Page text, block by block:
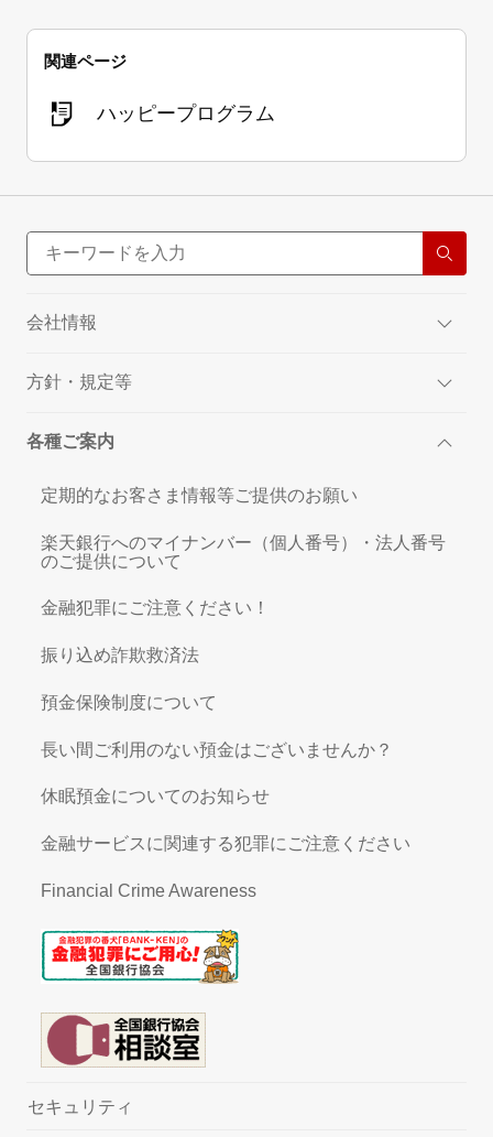
関連ページ
ハッピープログラム
会社情報
方針・規定等
各種ご案内
定期的なお客さま情報等ご提供のお願い
楽天銀行へのマイナンバー（個人番号）・法人番号
のご提供について
金融犯罪にご注意ください！
振り込め詐欺救済法
預金保険制度について
長い間ご利用のない預金はございませんか？
休眠預金についてのお知らせ
金融サービスに関連する犯罪にご注意ください
Financial Crime Awareness
セキュリティ